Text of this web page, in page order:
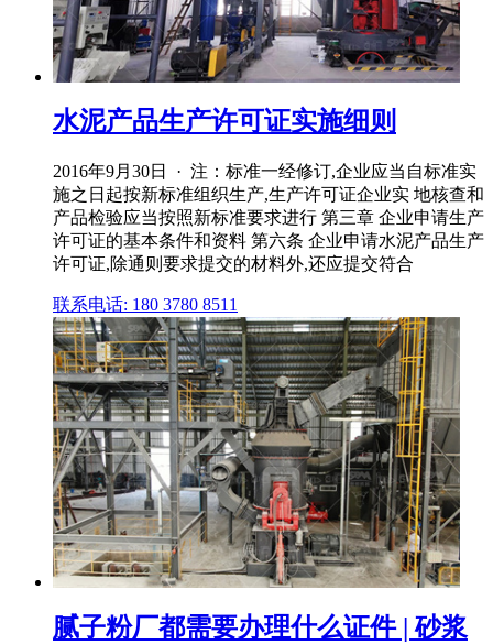
水泥产品生产许可证实施细则
2016年9月30日 · 注：标准一经修订,企业应当自标准实
施之日起按新标准组织生产,生产许可证企业实 地核查和
产品检验应当按照新标准要求进行 第三章 企业申请生产
许可证的基本条件和资料 第六条 企业申请水泥产品生产
许可证,除通则要求提交的材料外,还应提交符合
联系电话: 180 3780 8511
腻子粉厂都需要办理什么证件 | 砂浆